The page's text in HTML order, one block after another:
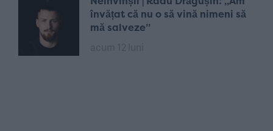
învățat că nu o să vină nimeni să
mă salveze”